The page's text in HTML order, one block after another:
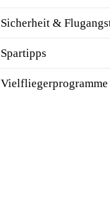
Sicherheit &
Spartipps